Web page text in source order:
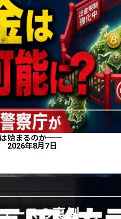
は始まるのか──
2026年8月7日